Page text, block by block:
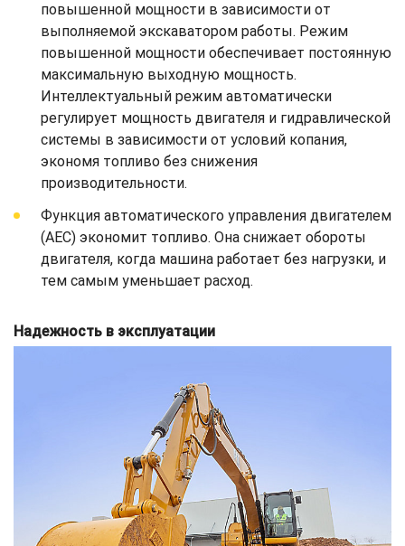
повышенной мощности в зависимости от
выполняемой экскаватором работы. Режим
повышенной мощности обеспечивает постоянную
максимальную выходную мощность.
Интеллектуальный режим автоматически
регулирует мощность двигателя и гидравлической
системы в зависимости от условий копания,
экономя топливо без снижения
производительности.
Функция автоматического управления двигателем
(AEC) экономит топливо. Она снижает обороты
двигателя, когда машина работает без нагрузки, и
тем самым уменьшает расход.
Надежность в эксплуатации